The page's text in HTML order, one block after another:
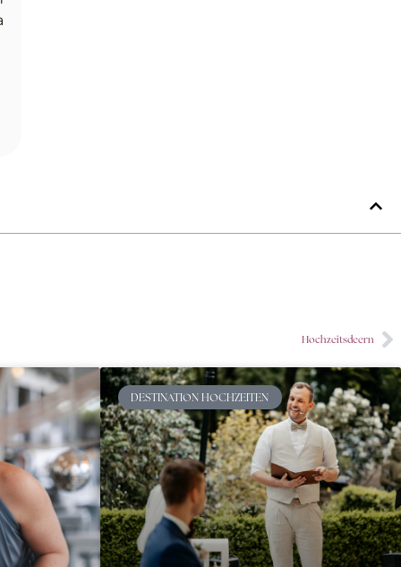
Hochzeitsdeern
DESTINATION HOCHZEITEN